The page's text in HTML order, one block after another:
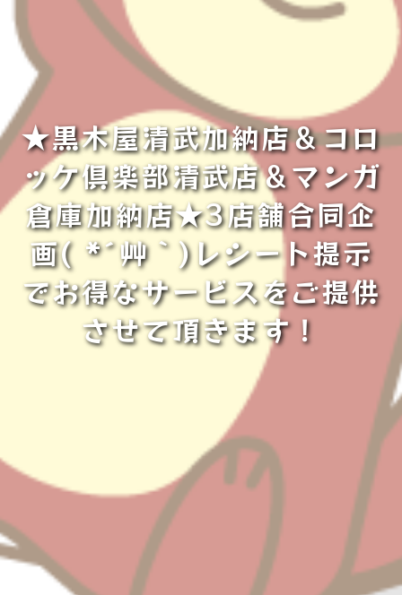
★黒木屋清武加納店＆コロ
ッケ倶楽部清武店＆マンガ
倉庫加納店★3店舗合同企
画( *´艸｀)レシート提示
でお得なサービスをご提供
させて頂きます！